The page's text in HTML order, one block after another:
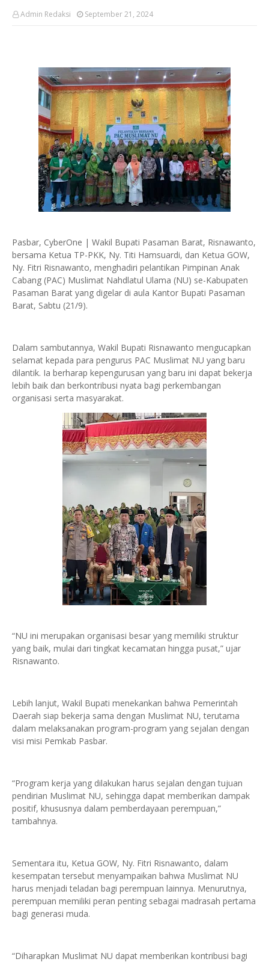
Admin Redaksi September 21, 2024
Pasbar, CyberOne | Wakil Bupati Pasaman Barat, Risnawanto,
bersama Ketua TP-PKK, Ny. Titi Hamsuardi, dan Ketua GOW,
Ny. Fitri Risnawanto, menghadiri pelantikan Pimpinan Anak
Cabang (PAC) Muslimat Nahdlatul Ulama (NU) se-Kabupaten
Pasaman Barat yang digelar di aula Kantor Bupati Pasaman
Barat, Sabtu (21/9).
Dalam sambutannya, Wakil Bupati Risnawanto mengucapkan
selamat kepada para pengurus PAC Muslimat NU yang baru
dilantik. Ia berharap kepengurusan yang baru ini dapat bekerja
lebih baik dan berkontribusi nyata bagi perkembangan
organisasi serta masyarakat.
“NU ini merupakan organisasi besar yang memiliki struktur
yang baik, mulai dari tingkat kecamatan hingga pusat,” ujar
Risnawanto.
Lebih lanjut, Wakil Bupati menekankan bahwa Pemerintah
Daerah siap bekerja sama dengan Muslimat NU, terutama
dalam melaksanakan program-program yang sejalan dengan
visi misi Pemkab Pasbar.
“Program kerja yang dilakukan harus sejalan dengan tujuan
pendirian Muslimat NU, sehingga dapat memberikan dampak
positif, khususnya dalam pemberdayaan perempuan,”
tambahnya.
Sementara itu, Ketua GOW, Ny. Fitri Risnawanto, dalam
kesempatan tersebut menyampaikan bahwa Muslimat NU
harus menjadi teladan bagi perempuan lainnya. Menurutnya,
perempuan memiliki peran penting sebagai madrasah pertama
bagi generasi muda.
“Diharapkan Muslimat NU dapat memberikan kontribusi bagi